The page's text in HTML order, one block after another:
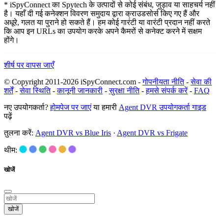
* iSpyConnect का Spytech के उत्पादों से कोई संबंध, जुड़ाव या साहचर्य नहीं
है। यहाँ दी गई कनेक्शन विवरण समुदाय द्वारा क्राउडसोर्स किए गए हैं और
अधूरे, गलत या पुराने हो सकते हैं। हम कोई गारंटी या वारंटी प्रदान नहीं करते
कि आप इन URLs का उपयोग करके अपने कैमरों से कनेक्ट करने में सक्षम
होंगे।
शीर्ष पर वापस जाएँ
© Copyright 2011-2026 iSpyConnect.com -गोपनीयता नीति-सेवा की
शर्तें-सेवा स्थिति-कानूनी जानकारी -सुरक्षा नीति-हमसे संपर्क करें- FAQ
नए उपयोगकर्ता?होमपेज पर जाएंया हमारी Agent DVR उपयोगकर्ता गाइड
पढ़ें
तुलना करें: Agent DVR vs Blue Iris · Agent DVR vs Frigate
थीम:
खोजें
खोजें